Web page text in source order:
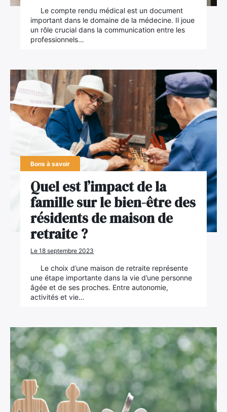
Le compte rendu médical est un document
important dans le domaine de la médecine. Il joue
un rôle crucial dans la communication entre les
professionnels…
Bons à savoir
Quel est l’impact de la
famille sur le bien-être des
résidents de maison de
retraite ?
Le 18 septembre 2023
Le choix d’une maison de retraite représente
une étape importante dans la vie d’une personne
âgée et de ses proches. Entre autonomie,
activités et vie…